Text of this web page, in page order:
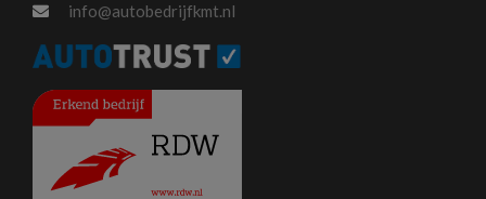
info@autobedrijfkmt.nl